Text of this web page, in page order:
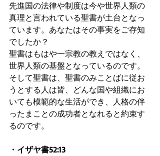
先進国の法律や制度は今や世界人類の
真理と言われている聖書が土台となっ
ています。あなたはその事実をご存知
でしたか？
聖書はもはや一宗教の教えではなく、
世界人類の基盤となっているのです。
そして聖書は、聖書のみことばに従お
うとする人は皆、どんな国や組織にお
いても模範的な生活ができ、人格の伴
ったまことの成功者となれると約束す
るのです。
・イザヤ書52:13